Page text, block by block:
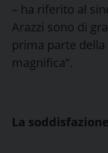
– ha riferito al
Arazzi sono di
prima parte
magnifica”.
La